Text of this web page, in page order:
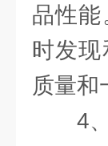
品性
时发
质量和
4